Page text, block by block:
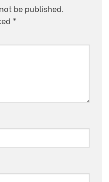
be published.
*